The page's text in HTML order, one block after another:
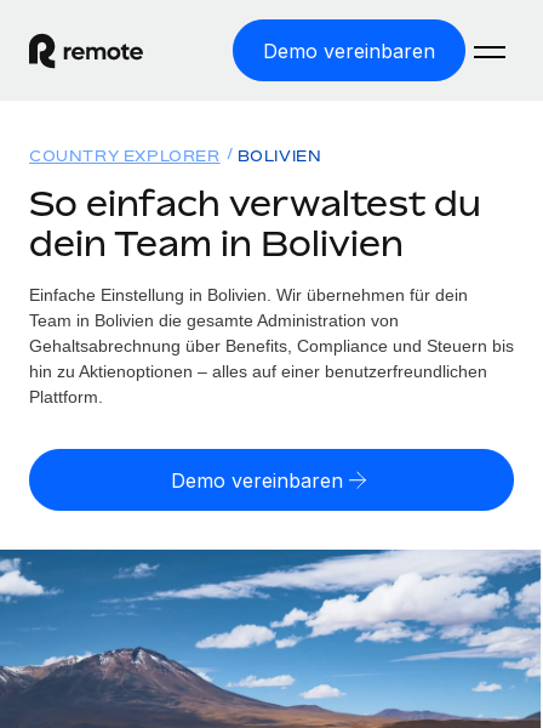
Demo vereinbaren
WELTWEITE BESCHÄFTIGUNG
Globale Payroll
Einfache, rechtssicher Payroll
Employer of Record
Weltweites Wachstum ohne Kosten für Niederlassungen
Contractor of Record
Rechtssichere, weltweite Arbeit mit Freelancer:innen
Globales Onboarding und Verwalten von
Freelancer:innen
Auslagern von komplexen HR-Aufgaben
Lösungen
WELTWEITE ABDECKUNG
Country Explorer
Länderspezifische Unterstützung bei der Einstellung
Einfache Einstellung in allen US-Bundesstaaten
WACHSTUMSPHASE
Startups
Agile HR- und Payroll-Lösungen für wachsende
Unternehmen
Ressourcen
TOOLS UND RECHNER
Scheinselbstständigkeitsrisiko berechnen
Personalkostenrechner
Gesamtbeschäftigungskosten
Honorarzahlungen berechnen
Informationen zu möglichen Währungen und
Abwicklungsfristen für globale Freelancer:innen
Preise
Nederlands
Français
Anmelden
COUNTRY EXPLORER BOLIVIEN
So einfach verwaltest du
dein Team in Bolivien
Einfache Einstellung in Bolivien. Wir übernehmen für dein
Team in Bolivien die gesamte Administration von
Gehaltsabrechnung über Benefits, Compliance und Steuern bis
hin zu Aktienoptionen – alles auf einer benutzerfreundlichen
Plattform.
Demo vereinbaren